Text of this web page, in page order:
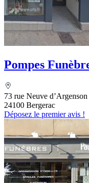
Pompes
73 rue Neuve d’Argenson
24100 Bergerac
Déposez le premier avis !